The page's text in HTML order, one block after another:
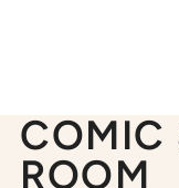
COMIC
ROOM